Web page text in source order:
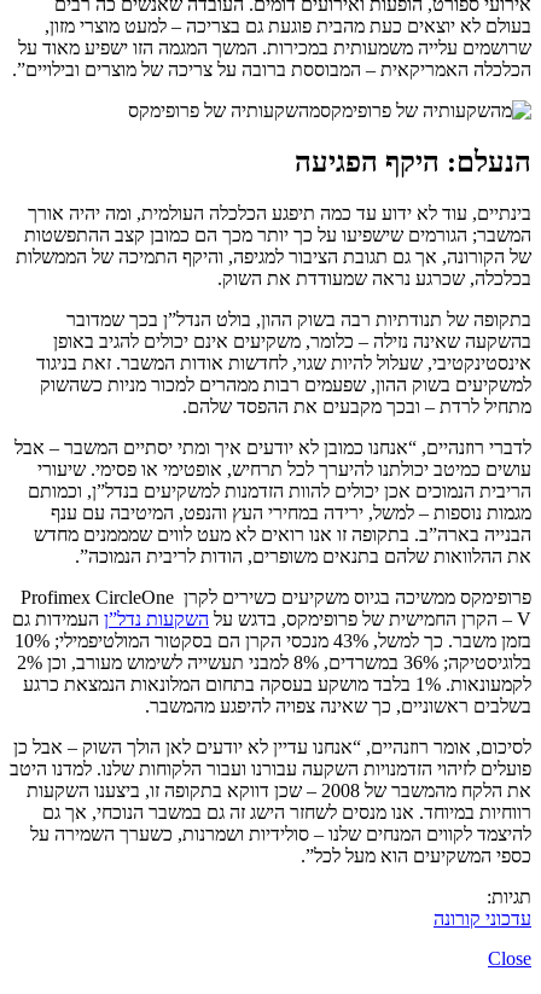
בעולם לא יוצאים כעת מהבית פוגעת גם בצריכה – למעט מוצרי מזון,
שרושמים עלייה משמעותית במכירות. המשך המגמה הזו ישפיע מאוד על
הכלכלה האמריקאית – המבוססת ברובה על צריכה של מוצרים ובילויים”.
מהשקעותיה של פרופימקס
הנעלם: היקף הפגיעה
בינתיים, עוד לא ידוע עד כמה תיפגע הכלכלה העולמית, ומה יהיה אורך
המשבר; הגורמים שישפיעו על כך יותר מכך הם כמובן קצב ההתפשטות
של הקורונה, אך גם תגובת הציבור למגיפה, והיקף התמיכה של הממשלות
בכלכלה, שכרגע נראה שמעודדת את השוק.
בתקופה של תנודתיות רבה בשוק ההון, בולט הנדל”ן בכך שמדובר
בהשקעה שאינה נזילה – כלומר, משקיעים אינם יכולים להגיב באופן
אינסטינקטיבי, שעלול להיות שגוי, לחדשות אודות המשבר. זאת בניגוד
למשקיעים בשוק ההון, שפעמים רבות ממהרים למכור מניות כשהשוק
מתחיל לרדת – ובכך מקבעים את ההפסד שלהם.
לדברי רוזנהיים, “אנחנו כמובן לא יודעים איך ומתי יסתיים המשבר – אבל
עושים כמיטב יכולתנו להיערך לכל תרחיש, אופטימי או פסימי. שיעורי
הריבית הנמוכים אכן יכולים להוות הזדמנות למשקיעים בנדל”ן, וכמותם
מגמות נוספות – למשל, ירידה במחירי העץ והנפט, המיטיבה עם ענף
הבנייה בארה”ב. בתקופה זו אנו רואים לא מעט לווים שמממנים מחדש
את ההלוואות שלהם בתנאים משופרים, הודות לריבית הנמוכה”.
פרופימקס ממשיכה בגיוס משקיעים כשירים לקרן Profimex CircleOne
V – הקרן החמישית של פרופימקס, בדגש על
השקעות נדל”ן העמידות גם
בזמן משבר. כך למשל, 43% מנכסי הקרן הם בסקטור המולטיפמילי; 10%
בלוגיסטיקה; 36% במשרדים, 8% למבני תעשייה לשימוש מעורב, וכן 2%
לקמעונאות. 1% בלבד מושקע בעסקה בתחום המלונאות הנמצאת כרגע
בשלבים ראשוניים, כך שאינה צפויה להיפגע מהמשבר.
לסיכום, אומר רוזנהיים, “אנחנו עדיין לא יודעים לאן הולך השוק – אבל כן
פועלים לזיהוי הזדמנויות השקעה עבורנו ועבור הלקוחות שלנו. למדנו היטב
את הלקח מהמשבר של 2008 – שכן דווקא בתקופה זו, ביצענו השקעות
רווחיות במיוחד. אנו מנסים לשחזר הישג זה גם במשבר הנוכחי, אך גם
להיצמד לקווים המנחים שלנו – סולידיות ושמרנות, כשערך השמירה על
כספי המשקיעים הוא מעל לכל”.
תגיות:
עדכוני קורונה
Close